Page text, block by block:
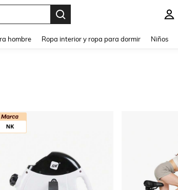
hombre Ropa interior y ropa para dormir Niños